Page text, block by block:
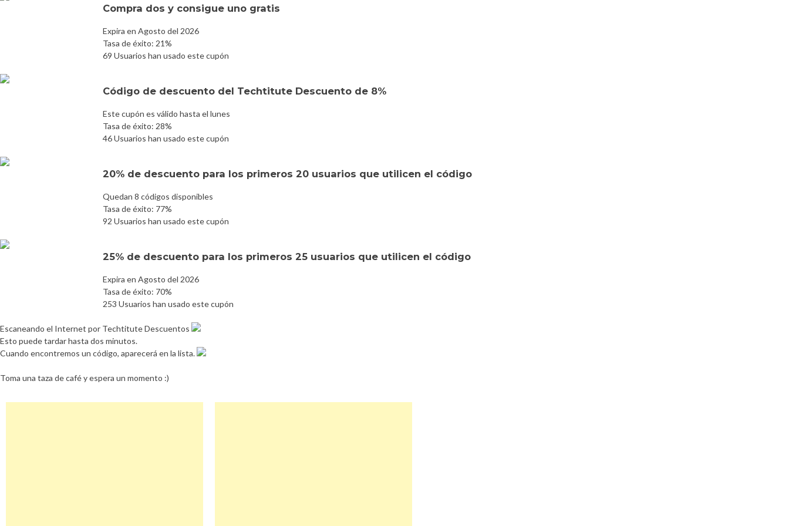
Compra dos y consigue uno gratis
Expira en Agosto del 2026
Tasa de éxito: 21%
69 Usuarios han usado este cupón
Código de descuento del Techtitute Descuento de 8%
Este cupón es válido hasta el lunes
Tasa de éxito: 28%
46 Usuarios han usado este cupón
20% de descuento para los primeros 20 usuarios que utilicen el código
Quedan 8 códigos disponibles
Tasa de éxito: 77%
92 Usuarios han usado este cupón
25% de descuento para los primeros 25 usuarios que utilicen el código
Expira en Agosto del 2026
Tasa de éxito: 70%
253 Usuarios han usado este cupón
Escaneando el Internet por Techtitute Descuentos
Esto puede tardar hasta dos minutos.
Cuando encontremos un código, aparecerá en la lista.
Toma una taza de café y espera un momento :)